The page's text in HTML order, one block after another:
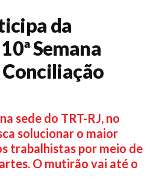
da
Semana
sede do TRT-RJ, no
solucionar o maior
trabalhistas por meio de
O mutirão vai até o